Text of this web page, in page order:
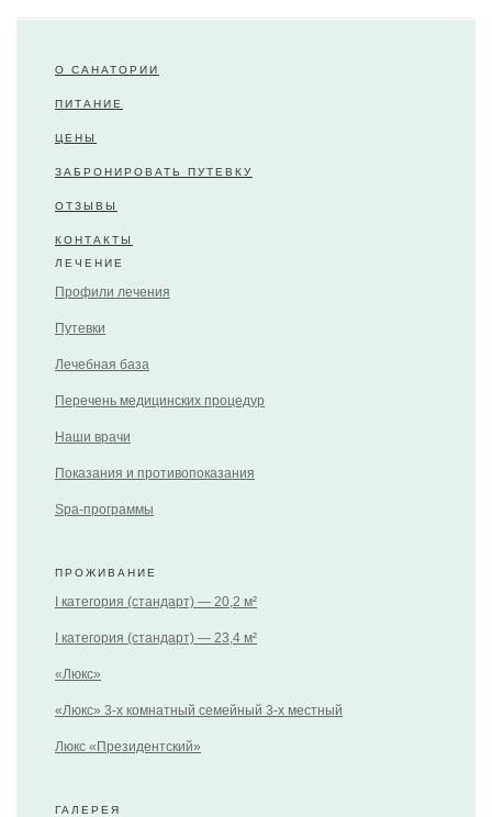
О САНАТОРИИ
ПИТАНИЕ
ЦЕНЫ
ЗАБРОНИРОВАТЬ ПУТЕВКУ
ОТЗЫВЫ
КОНТАКТЫ
ЛЕЧЕНИЕ
Профили лечения
Путевки
Лечебная база
Перечень медицинских процедур
Наши врачи
Показания и противопоказания
Spa-программы
ПРОЖИВАНИЕ
I категория (стандарт) — 20,2 м²
I категория (стандарт) — 23,4 м²
«Люкс»
«Люкс» 3-х комнатный семейный 3-х местный
Люкс «Президентский»
ГАЛЕРЕЯ